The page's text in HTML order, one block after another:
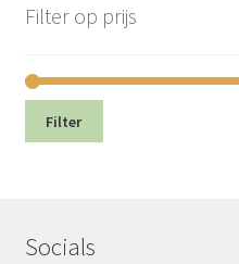
Filter op prijs
Filter
Socials